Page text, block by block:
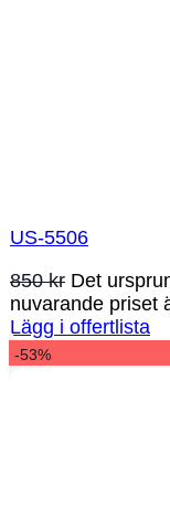
US-5506
850kr Det
nuvarande priset
Lägg i offertlista
-53%